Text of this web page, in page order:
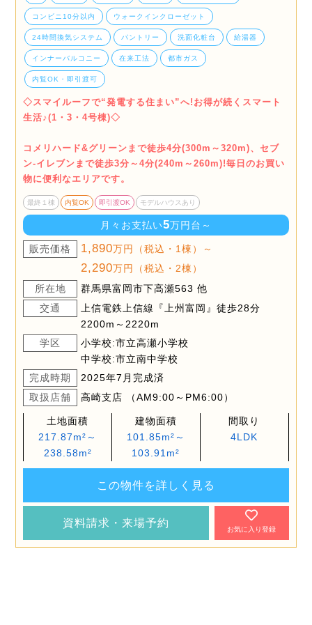
コンビニ10分以内 ウォークインクローゼット
24時間換気システム パントリー 洗面化粧台 給湯器
インナーバルコニー 在来工法 都市ガス
内覧OK・即引渡可
◇スマイルーフで“発電する住まい”へ!お得が続くスマート
生活♪(1・3・4号棟)◇
コメリハード&グリーンまで徒歩4分(300m～320m)、セブ
ン-イレブンまで徒歩3分～4分(240m～260m)!毎日のお買い
物に便利なエリアです。
最終１棟 内覧OK 即引渡OK モデルハウスあり
月々お支払い5万円台～
販売価格 1,890万円（税込・1棟）～
2,290万円（税込・2棟）
所在地
群馬県富岡市下高瀬563 他
交通
上信電鉄上信線『上州富岡』徒歩28分
2200m～2220m
学区
小学校:市立高瀬小学校
中学校:市立南中学校
完成時期
2025年7月完成済
取扱店舗
高崎支店 （AM9:00～PM6:00）
土地面積
217.87m²～
238.58m²
建物面積
101.85m²～
103.91m²
間取り
4LDK
この物件を詳しく見る
資料請求・来場予約
お気に入り登録